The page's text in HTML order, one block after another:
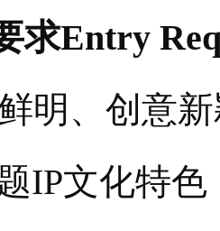
求Entry
明、创意新
IP文化特